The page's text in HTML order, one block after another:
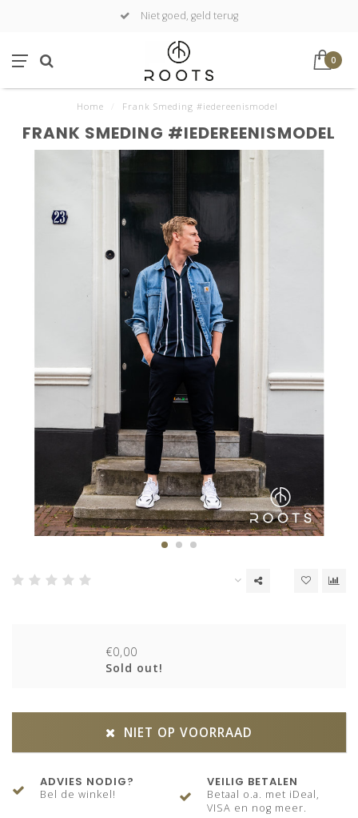
Niet goed, geld terug
0
Home Frank Smeding #iedereenismodel
FRANK SMEDING #IEDEREENISMODEL
€0,00
Sold out!
NIET OP VOORRAAD
ADVIES NODIG?
Bel de winkel!
VEILIG BETALEN
Betaal o.a. met iDeal,
VISA en nog meer.